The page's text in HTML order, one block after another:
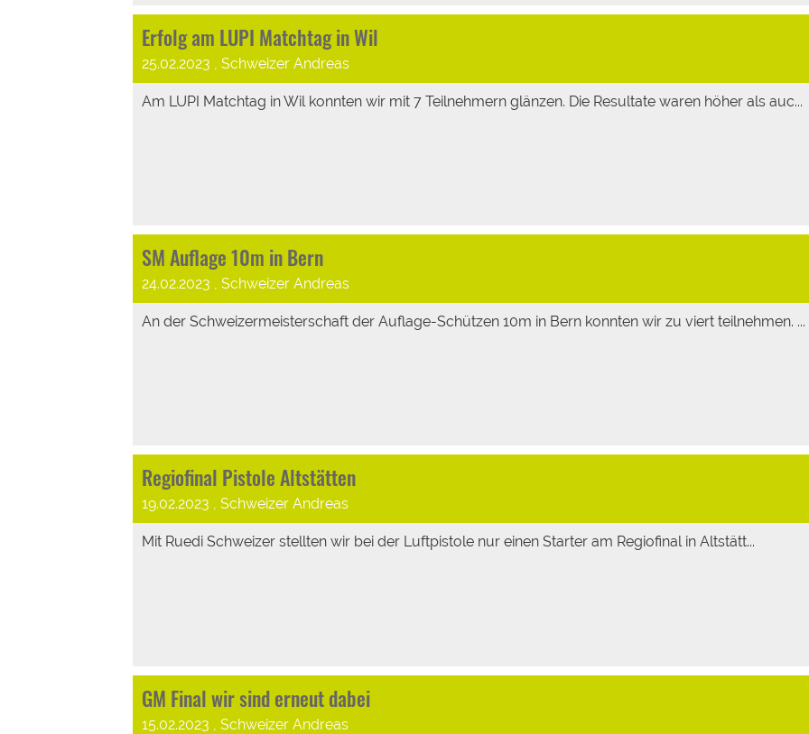
Erfolg am LUPI Matchtag in Wil
25.02.2023 , Schweizer Andreas
Am LUPI Matchtag in Wil konnten wir mit 7 Teilnehmern glänzen. Die Resultate waren höher als auc...
SM Auflage 10m in Bern
24.02.2023 , Schweizer Andreas
An der Schweizermeisterschaft der Auflage-Schützen 10m in Bern konnten wir zu viert teilnehmen. ...
Regiofinal Pistole Altstätten
19.02.2023 , Schweizer Andreas
Mit Ruedi Schweizer stellten wir bei der Luftpistole nur einen Starter am Regiofinal in Altstätt...
GM Final wir sind erneut dabei
15.02.2023 , Schweizer Andreas